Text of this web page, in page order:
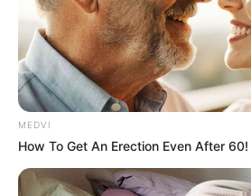
Why everything you thought
might be wrong
CTA LOVE
MEDVI
How To Get An Erection Even After 60!